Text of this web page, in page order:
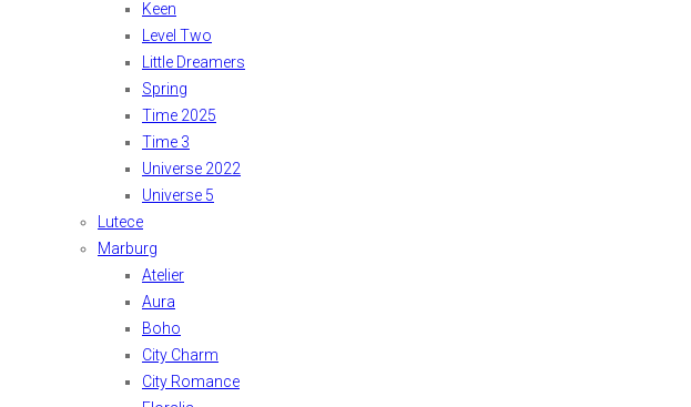
Keen
Level Two
Little Dreamers
Spring
Time 2025
Time 3
Universe 2022
Universe 5
Lutece
Marburg
Atelier
Aura
Boho
City Charm
City Romance